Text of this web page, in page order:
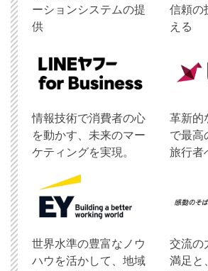
ーションシステムの提
供
信頼の
える
情報技術で消費者の心
を動かす、未来のマー
ケティングを実現。
革新的
で最高
旅行者
世界水準の豊富なノウ
ハウを活かして、地域
交流の
満足と